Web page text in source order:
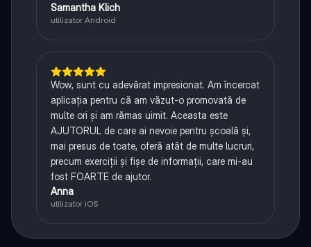
Samantha Klich
utilizator Android
Wow, sunt cu adevărat impresionat. Am încercat
aplicația pentru că am văzut-o promovată de
multe ori și am rămas uimit. Aceasta este
AJUTORUL de care ai nevoie pentru școală și,
mai presus de toate, oferă atât de multe lucruri,
precum exerciții și fișe de informații, care mi-au
fost FOARTE de ajutor.
Anna
utilizator iOS